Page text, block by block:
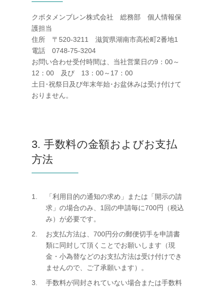
クボタメンブレン株式会社 総務部 個人情報保
護担当
住所 〒520-3211 滋賀県湖南市高松町2番地1
電話 0748-75-3204
お問い合わせ受付時間は、当社営業日の9：00～
12：00 及び 13：00～17：00
土日･祝祭日及び年末年始･お盆休みは受け付けて
おりません。
3. 手数料の金額およびお支払
方法
「利用目的の通知の求め」または「開示の請
求」の場合のみ、1回の申請毎に700円（税込
み）が必要です。
お支払方法は、700円分の郵便切手を申請書
類に同封して頂くことでお願いします（現
金・小為替などのお支払方法は受け付けでき
ませんので、ご了承願います）。
手数料が同封されていない場合または手数料